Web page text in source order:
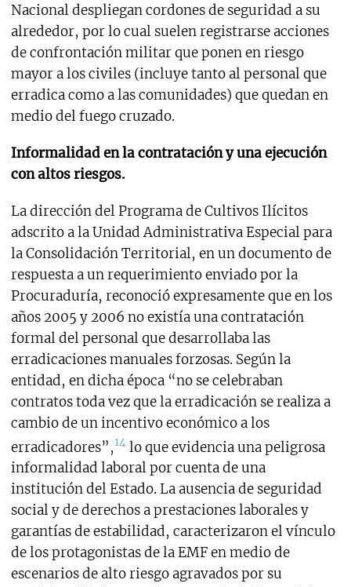
Nacional despliegan cordones de seguridad a su
alrededor, por lo cual suelen registrarse acciones
de confrontación militar que ponen en riesgo
mayor a los civiles (incluye tanto al personal que
erradica como a las comunidades) que quedan en
medio del fuego cruzado.
Informalidad en la contratación y una ejecución
con altos riesgos.
La dirección del Programa de Cultivos Ilícitos
adscrito a la Unidad Administrativa Especial para
la Consolidación Territorial, en un documento de
respuesta a un requerimiento enviado por la
Procuraduría, reconoció expresamente que en los
años 2005 y 2006 no existía una contratación
formal del personal que desarrollaba las
erradicaciones manuales forzosas. Según la
entidad, en dicha época “no se celebraban
contratos toda vez que la erradicación se realiza a
cambio de un incentivo económico a los
erradicadores”,14lo que evidencia una peligrosa
informalidad laboral por cuenta de una
institución del Estado. La ausencia de seguridad
social y de derechos a prestaciones laborales y
garantías de estabilidad, caracterizaron el vínculo
de los protagonistas de la EMF en medio de
escenarios de alto riesgo agravados por su